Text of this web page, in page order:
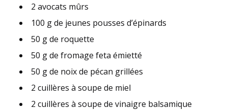
2 avocats mûrs
100 g de jeunes pousses d’épinards
50 g de roquette
50 g de fromage feta émietté
50 g de noix de pécan grillées
2 cuillères à soupe de miel
2 cuillères à soupe de vinaigre balsamique